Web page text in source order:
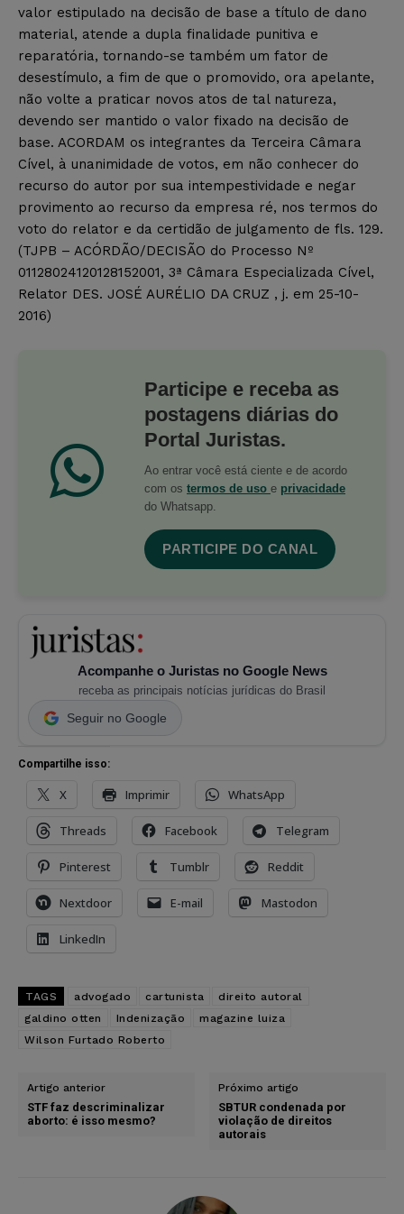
valor estipulado na decisão de base a título de dano
material, atende a dupla finalidade punitiva e
reparatória, tornando-se também um fator de
desestímulo, a fim de que o promovido, ora apelante,
não volte a praticar novos atos de tal natureza,
devendo ser mantido o valor fixado na decisão de
base. ACORDAM os integrantes da Terceira Câmara
Cível, à unanimidade de votos, em não conhecer do
recurso do autor por sua intempestividade e negar
provimento ao recurso da empresa ré, nos termos do
voto do relator e da certidão de julgamento de fls. 129.
(TJPB – ACÓRDÃO/DECISÃO do Processo Nº
01128024120128152001, 3ª Câmara Especializada Cível,
Relator DES. JOSÉ AURÉLIO DA CRUZ , j. em 25-10-
2016)
Participe e receba as
postagens diárias do
Portal Juristas.
Ao entrar você está ciente e de acordo
com os termos de uso e privacidade
do Whatsapp.
PARTICIPE DO CANAL
Acompanhe o Juristas no Google News
receba as principais notícias jurídicas do Brasil
Seguir no Google
Compartilhe isso:
X Imprimir WhatsApp
Threads Facebook Telegram
Pinterest Tumblr Reddit
Nextdoor E-mail Mastodon
LinkedIn
TAGS advogado cartunista
direito autoral
galdino otten
Indenização
magazine luiza
Wilson Furtado Roberto
Artigo anterior
STF faz descriminalizar
aborto: é isso mesmo?
Próximo artigo
SBTUR condenada por
violação de direitos
autorais